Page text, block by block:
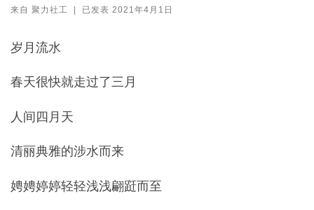
来自 聚力社工 | 已发表 2021年4月1日
岁月流水
春天很快就走过了三月
人间四月天
清丽典雅的涉水而来
娉娉婷婷轻轻浅浅翩跹而至